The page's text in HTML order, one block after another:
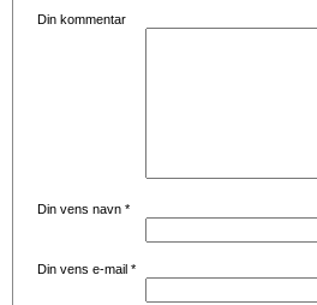
Din kommentar
Din vens navn *
Din vens e-mail *